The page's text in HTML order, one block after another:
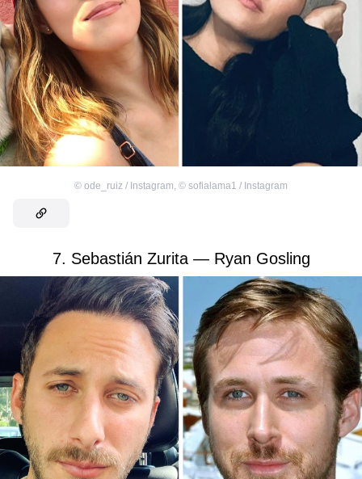
© ode_ruiz / Instagram, © sofialama1 / Instagram
7. Sebastián Zurita — Ryan Gosling